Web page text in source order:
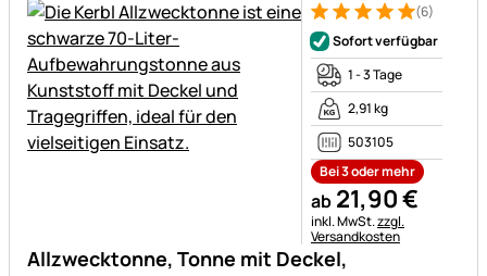
Allzwecktonne, Tonne mit Deckel,
Bewertung: 5 von 5 (6
6 Bewertungen
(6)
Sofort verfügbar
1 - 3 Tage
2,91 kg
503105
Bei 3 oder mehr
ab 21,90€
Steuerhinweis:
inkl. MwSt.zzgl.
Versandkosten